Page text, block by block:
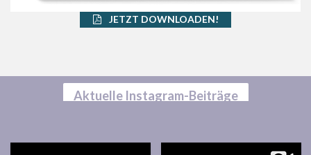
JETZT DOWNLOADEN!
Aktuelle Instagram-Beiträge